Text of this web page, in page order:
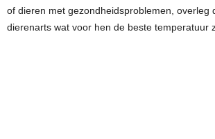
of dieren met gezondheidsproblemen, overleg
dierenarts wat voor hen de beste temperatuur